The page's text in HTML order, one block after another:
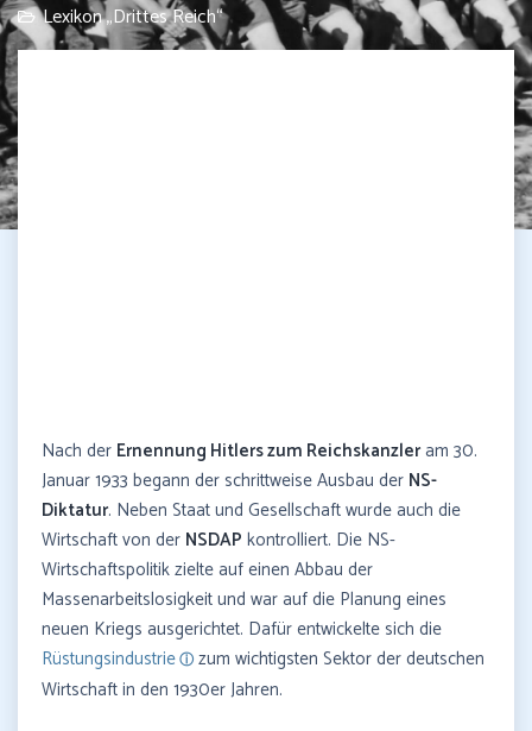
Lexikon „Drittes Reich“
Nach der Ernennung Hitlers zum Reichskanzleram 30.
Januar 1933 begann der schrittweise Ausbau der NS-
Diktatur. Neben Staat und Gesellschaft wurde auch die
Wirtschaft von der NSDAP kontrolliert. Die NS-
Wirtschaftspolitik zielte auf einen Abbau der
Massenarbeitslosigkeit und war auf die Planung eines
neuen Kriegs ausgerichtet. Dafür entwickelte sich die
Rüstungsindustrie
zum wichtigsten Sektor der deutschen
Wirtschaft in den 1930er Jahren.